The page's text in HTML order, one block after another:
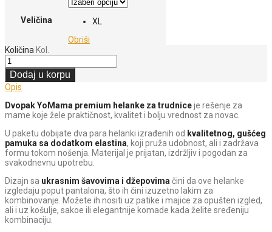
Veličina
XL
Obriši
Količina Kol.
Dodaj u korpu
Opis
Dvopak YoMama premium helanke za trudniceje rešenje za
mame koje žele praktičnost, kvalitet i bolju vrednost za novac.
U paketu dobijate dva para helanki izrađenih od kvalitetnog, gušćeg
pamuka sa dodatkom elastina, koji pruža udobnost, ali i zadržava
formu tokom nošenja. Materijal je prijatan, izdržljiv i pogodan za
svakodnevnu upotrebu.
Dizajn sa ukrasnim šavovima i džepovima čini da ove helanke
izgledaju poput pantalona, što ih čini izuzetno lakim za
kombinovanje. Možete ih nositi uz patike i majice za opušten izgled,
ali i uz košulje, sakoe ili elegantnije komade kada želite sređeniju
kombinaciju.